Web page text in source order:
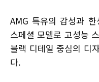
AMG 특유의 감성과 한
스페셜 모델로 고성능
블랙 디테일 중심의 디
다.